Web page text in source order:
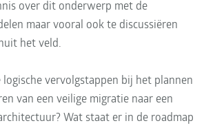
over dit onderwerp met de
maar vooral ook te discussiëren
het veld.
logische vervolgstappen bij het plannen
van een veilige migratie naar een
Wat staat er in de roadmap